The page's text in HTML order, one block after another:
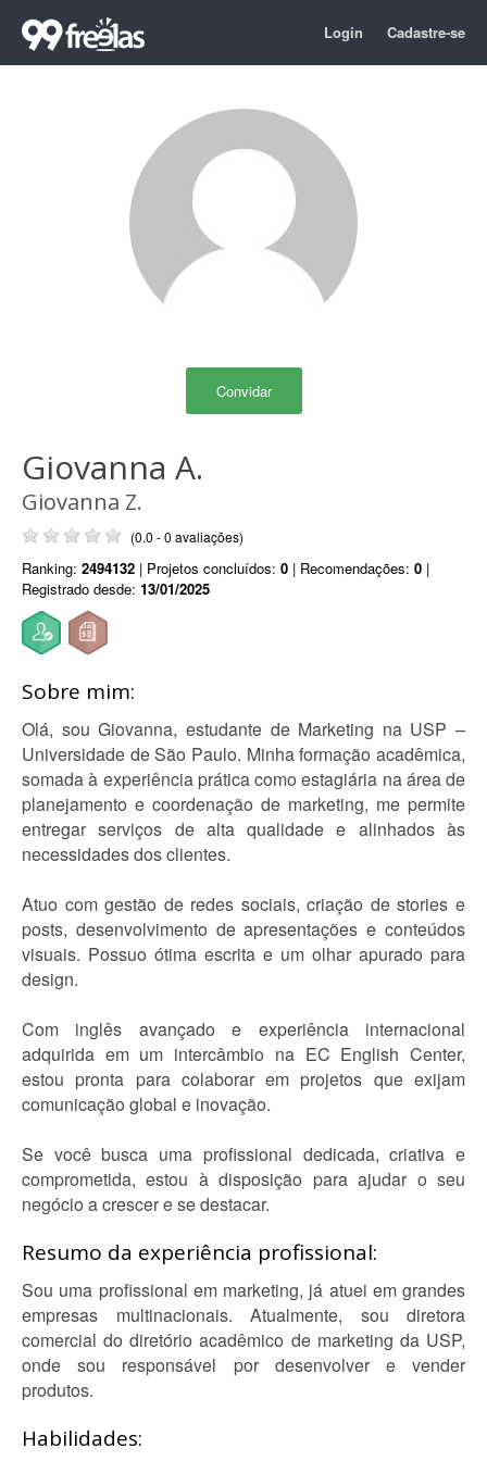
Login Cadastre-se
Convidar
Giovanna A.
Giovanna Z.
(0.0 - 0 avaliações)
Ranking: 2494132 | Projetos concluídos: 0 | Recomendações: 0 |
Registrado desde: 13/01/2025
Sobre mim:
Olá, sou Giovanna, estudante de Marketing na USP –
Universidade de São Paulo. Minha formação acadêmica,
somada à experiência prática como estagiária na área de
planejamento e coordenação de marketing, me permite
entregar serviços de alta qualidade e alinhados às
necessidades dos clientes.
Atuo com gestão de redes sociais, criação de stories e
posts, desenvolvimento de apresentações e conteúdos
visuais. Possuo ótima escrita e um olhar apurado para
design.
Com inglês avançado e experiência internacional
adquirida em um intercâmbio na EC English Center,
estou pronta para colaborar em projetos que exijam
comunicação global e inovação.
Se você busca uma profissional dedicada, criativa e
comprometida, estou à disposição para ajudar o seu
negócio a crescer e se destacar.
Resumo da experiência profissional:
Sou uma profissional em marketing, já atuei em grandes
empresas multinacionais. Atualmente, sou diretora
comercial do diretório acadêmico de marketing da USP,
onde sou responsável por desenvolver e vender
produtos.
Habilidades: